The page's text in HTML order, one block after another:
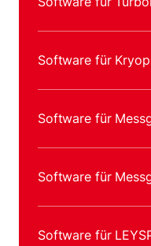
Software für
Software für
Software für
Software für